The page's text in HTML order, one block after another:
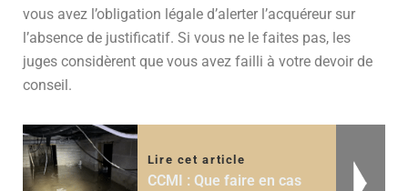
vous avez l’obligation légale d’alerter l’acquéreur sur
l’absence de justificatif. Si vous ne le faites pas, les
juges considèrent que vous avez failli à votre devoir de
conseil.
Lire cet article
CCMI : Que faire en cas